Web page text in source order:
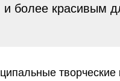
более красивым